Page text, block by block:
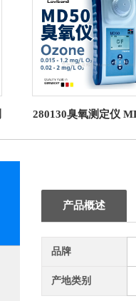
280130臭氧测定仪
产品概述
品牌
产地类别